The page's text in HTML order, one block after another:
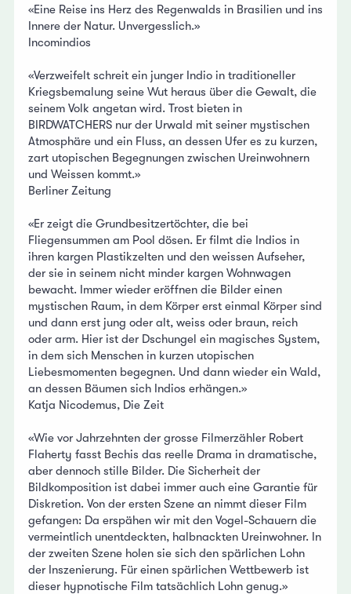
«Eine Reise ins Herz des Regenwalds in Brasilien und ins
Innere der Natur. Unvergesslich.»
Incomindios
«Verzweifelt schreit ein junger Indio in traditioneller
Kriegsbemalung seine Wut heraus über die Gewalt, die
seinem Volk angetan wird. Trost bieten in
BIRDWATCHERS nur der Urwald mit seiner mystischen
Atmosphäre und ein Fluss, an dessen Ufer es zu kurzen,
zart utopischen Begegnungen zwischen Ureinwohnern
und Weissen kommt.»
Berliner Zeitung
«Er zeigt die Grundbesitzertöchter, die bei
Fliegensummen am Pool dösen. Er filmt die Indios in
ihren kargen Plastikzelten und den weissen Aufseher,
der sie in seinem nicht minder kargen Wohnwagen
bewacht. Immer wieder eröffnen die Bilder einen
mystischen Raum, in dem Körper erst einmal Körper sind
und dann erst jung oder alt, weiss oder braun, reich
oder arm. Hier ist der Dschungel ein magisches System,
in dem sich Menschen in kurzen utopischen
Liebesmomenten begegnen. Und dann wieder ein Wald,
an dessen Bäumen sich Indios erhängen.»
Katja Nicodemus, Die Zeit
«Wie vor Jahrzehnten der grosse Filmerzähler Robert
Flaherty fasst Bechis das reelle Drama in dramatische,
aber dennoch stille Bilder. Die Sicherheit der
Bildkomposition ist dabei immer auch eine Garantie für
Diskretion. Von der ersten Szene an nimmt dieser Film
gefangen: Da erspähen wir mit den Vogel-Schauern die
vermeintlich unentdeckten, halbnackten Ureinwohner. In
der zweiten Szene holen sie sich den spärlichen Lohn
der Inszenierung. Für einen spärlichen Wettbewerb ist
dieser hypnotische Film tatsächlich Lohn genug.»